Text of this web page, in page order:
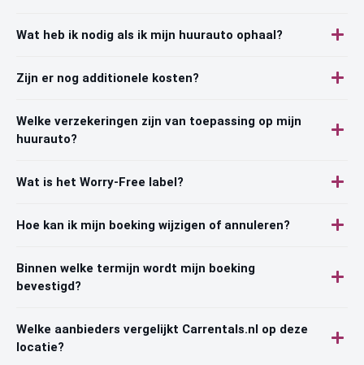
Wat heb ik nodig als ik mijn huurauto ophaal?
Zijn er nog additionele kosten?
Welke verzekeringen zijn van toepassing op mijn
huurauto?
Wat is het Worry-Free label?
Hoe kan ik mijn boeking wijzigen of annuleren?
Binnen welke termijn wordt mijn boeking
bevestigd?
Welke aanbieders vergelijkt Carrentals.nl op deze
locatie?